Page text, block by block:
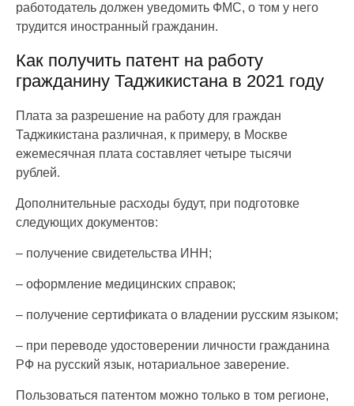
работодатель должен уведомить ФМС, о том у него
трудится иностранный гражданин.
Как получить патент на работу
гражданину Таджикистана в 2021 году
Плата за разрешение на работу для граждан
Таджикистана различная, к примеру, в Москве
ежемесячная плата составляет четыре тысячи
рублей.
Дополнительные расходы будут, при подготовке
следующих документов:
– получение свидетельства ИНН;
– оформление медицинских справок;
– получение сертификата о владении русским языком;
– при переводе удостоверении личности гражданина
РФ на русский язык, нотариальное заверение.
Пользоваться патентом можно только в том регионе,